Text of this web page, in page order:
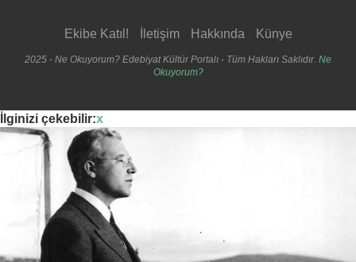
Ekibe Katıl! İletişim Hakkında Künye
2025 - Ne Okuyorum? Edebiyat Kültür Portalı - Tüm Hakları Saklıdır. Ne
Okuyorum?
İlginizi çekebilir:x